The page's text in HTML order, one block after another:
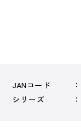
JANコード
シリーズ